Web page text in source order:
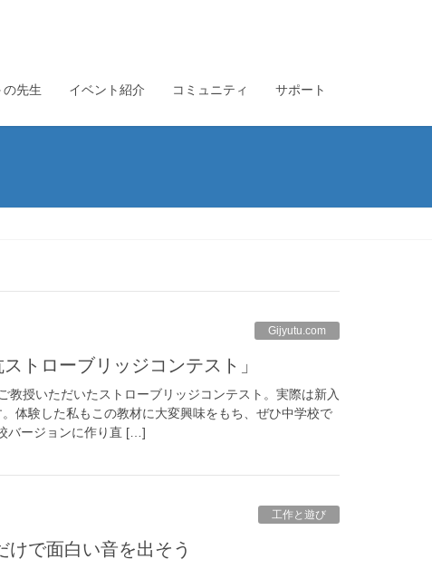
の先生 イベント紹介 コミュニティ サポート
Gijyutu.com
ストローブリッジコンテスト」
教授いただいたストローブリッジコンテスト。実際は新入
体験した私もこの教材に大変興味をもち、ぜひ中学校で
バージョンに作り直 […]
工作と遊び
けで面白い音を出そう